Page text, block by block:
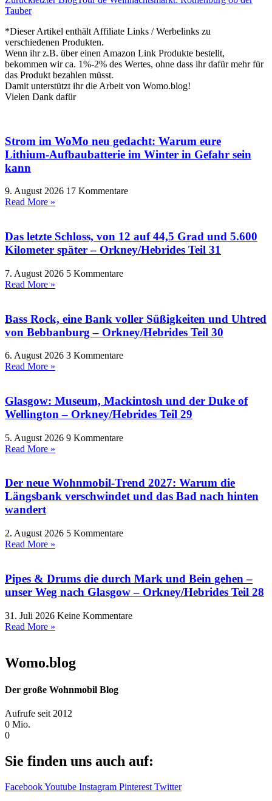
Tauber
*Dieser Artikel enthält Affiliate Links / Werbelinks zu
verschiedenen Produkten.
Wenn ihr z.B. über einen Amazon Link Produkte bestellt,
bekommen wir ca. 1%-2% des Wertes, ohne dass ihr dafür mehr für
das Produkt bezahlen müsst.
Damit unterstützt ihr die Arbeit von Womo.blog!
Vielen Dank dafür
Strom im WoMo neu gedacht: Warum eure
Lithium-Aufbaubatterie im Winter in Gefahr sein
kann
9. August 2026 17 Kommentare
Read More »
Das letzte Schloss, von 12 auf 44,5 Grad und 5.600
Kilometer später – Orkney/Hebrides Teil 31
7. August 2026 5 Kommentare
Read More »
Bass Rock, eine Bank voller Süßigkeiten und Uhtred
von Bebbanburg – Orkney/Hebrides Teil 30
6. August 2026 3 Kommentare
Read More »
Glasgow: Museum, Mackintosh und der Duke of
Wellington – Orkney/Hebrides Teil 29
5. August 2026 9 Kommentare
Read More »
Der neue Wohnmobil-Trend 2027: Warum die
Längsbank verschwindet und das Bad nach hinten
wandert
2. August 2026 5 Kommentare
Read More »
Pipes & Drums die durch Mark und Bein gehen –
unser Weg nach Glasgow – Orkney/Hebrides Teil 28
31. Juli 2026 Keine Kommentare
Read More »
Womo.blog
Der große Wohnmobil Blog​
Aufrufe seit 2012
0 Mio.
0
Sie finden uns auch auf:
FacebookYoutube Instagram Pinterest Twitter